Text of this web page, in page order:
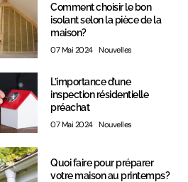
Comment choisir le bon
isolant selon la pièce de la
maison?
07 Mai 2024 Nouvelles
L’importance d’une
inspection résidentielle
préachat
07 Mai 2024 Nouvelles
Quoi faire pour préparer
votre maison au printemps?